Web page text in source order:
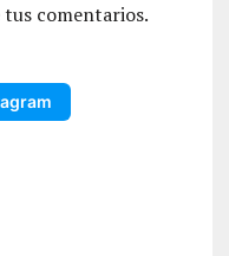
tus comentarios.